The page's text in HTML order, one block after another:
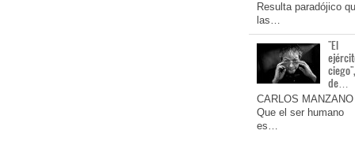
Resulta paradójico
las…
"El
de…
CARLOS MANZANO
Que el ser humano
es…